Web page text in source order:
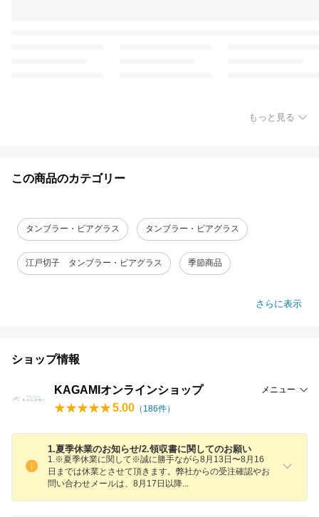
もっと見る
この商品のカテゴリー
タンブラー・ビアグラス タンブラー・ビアグラス
江戸切子 タンブラー・ビアグラス 季節商品
さらに表示
ショップ情報
KAGAMIオンラインショップ メニュー
5.00 （ 186件）
1.夏季休業のお知らせ/2.領収書に関してのお願い
1.※夏季休業に関して※誠に勝手ながら8月13日〜8月16
日までは休業とさせて頂きます。弊社からの受注確認やお
問い合わせメールは、8月17日以降